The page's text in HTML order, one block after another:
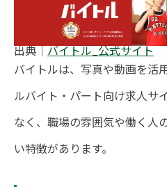
出典｜ バイトル_公式サイト
バイトルは、写真や動画を活
ルバイト・パート向け求人サ
なく、職場の雰囲気や働く人
い特徴があります。